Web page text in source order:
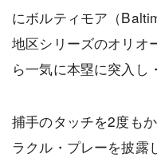
にボルティモア（
地区シリーズのオリオ
ら一気に本塁に突入し
捕手のタッチを2度も
ラクル・プレーを披露